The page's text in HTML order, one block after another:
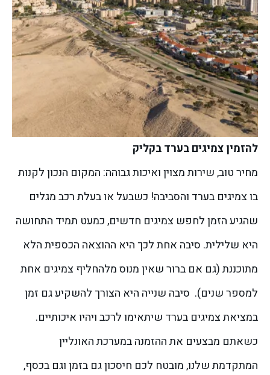
להזמין צמיגים בערד בקליק
מחיר טוב, שירות מצוין ואיכות גבוהה: המקום הנכון לקנות
בו צמיגים בערד והסביבה! כשבעל או בעלת רכב מגלים
שהגיע הזמן לחפש צמיגים חדשים, כמעט תמיד התחושה
היא שלילית. סיבה אחת לכך היא ההוצאה הכספית הלא
מתוכננת (גם אם ברור שאין מנוס מלהחליף צמיגים אחת
למספר שנים). סיבה שנייה היא הצורך להשקיע גם זמן
במציאת צמיגים בערד שיתאימו לרכב ויהיו איכותיים.
כשאתם מבצעים את ההזמנה במערכת האונליין
המתקדמת שלנו, מובטח לכם חיסכון גם בזמן וגם בכסף,